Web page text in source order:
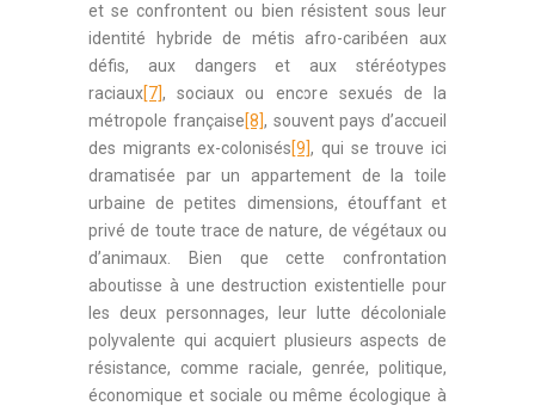
et se confrontent ou bien résistent sous leur
identité hybride de métis afro-caribéen aux
défis, aux dangers et aux stéréotypes
raciaux[7], sociaux ou encore sexués de la
métropole française[8], souvent pays d’accueil
des migrants ex-colonisés[9], qui se trouve ici
dramatisée par un appartement de la toile
urbaine de petites dimensions, étouffant et
privé de toute trace de nature, de végétaux ou
d’animaux. Bien que cette confrontation
aboutisse à une destruction existentielle pour
les deux personnages, leur lutte décoloniale
polyvalente qui acquiert plusieurs aspects de
résistance, comme raciale, genrée, politique,
économique et sociale ou même écologique à